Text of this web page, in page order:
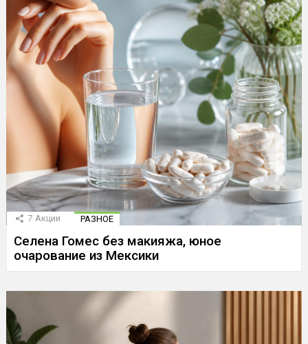
7 Акции РАЗНОЕ
Селена Гомес без макияжа, юное
очарование из Мексики